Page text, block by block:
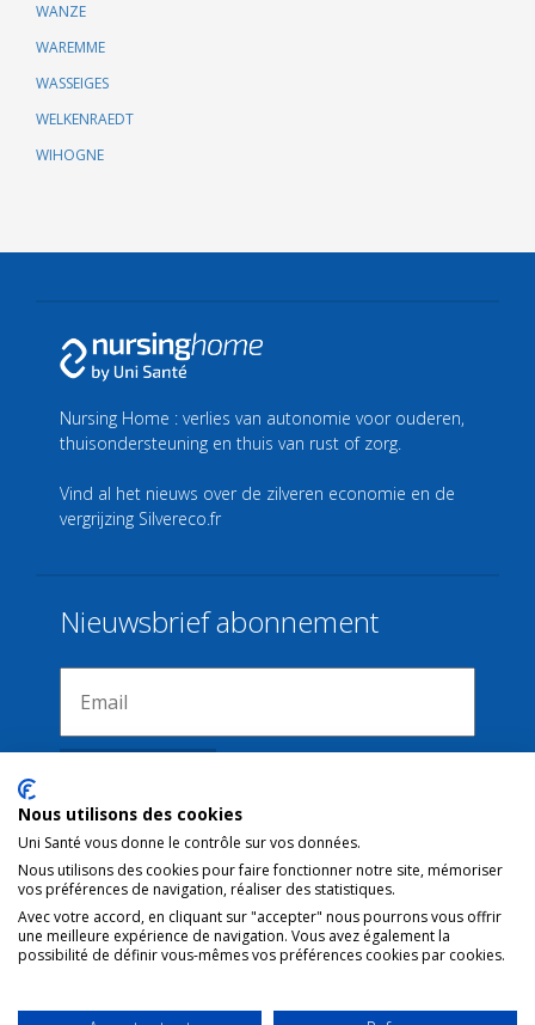
WANZE
WAREMME
WASSEIGES
WELKENRAEDT
WIHOGNE
Nous utilisons des cookies
Uni Santé vous donne le contrôle sur vos données.
Nous utilisons des cookies pour faire fonctionner notre site, mémoriser
vos préférences de navigation, réaliser des statistiques.
Avec votre accord, en cliquant sur "accepter" nous pourrons vous offrir
une meilleure expérience de navigation. Vous avez également la
possibilité de définir vous-mêmes vos préférences cookies par cookies.
Nursing Home : verlies van autonomie voor ouderen,
thuisondersteuning en thuis van rust of zorg.
Vind al het nieuws over de zilveren economie en de
vergrijzing Silvereco.fr
Nieuwsbrief abonnement
Verbindingen
Juridische kennisgeving